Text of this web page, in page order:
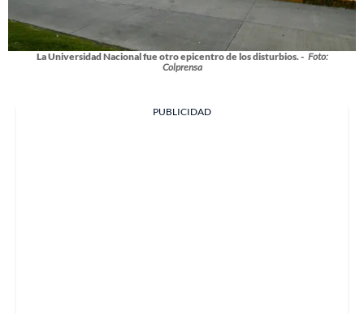
La Universidad Nacional fue otro epicentro de los disturbios. - Foto:
Colprensa
PUBLICIDAD